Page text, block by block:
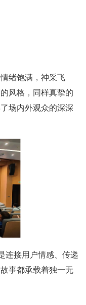
绪饱满，神采飞
风格，同样真挚的
场内外观众的深深
连接用户情感、传递
事都承载着独一无